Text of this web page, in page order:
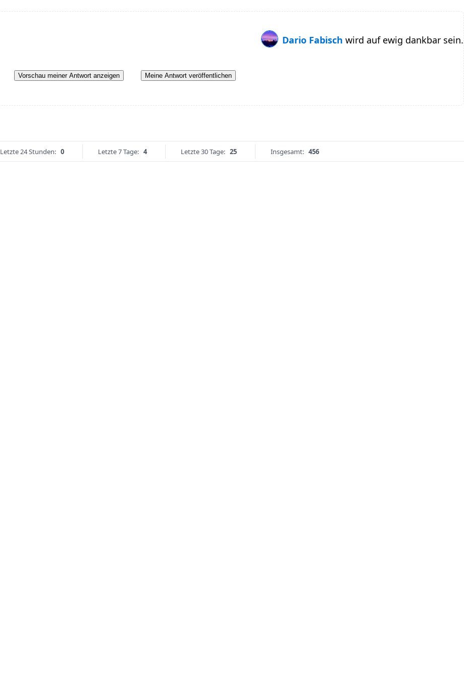
Dario Fabisch wird auf ewig dankbar sein.
Vorschau meiner Antwort anzeigen Meine Antwort veröffentlichen
Letzte 24 Stunden: 0 Letzte 7 Tage: 4 Letzte 30 Tage: 25 Insgesamt: 456